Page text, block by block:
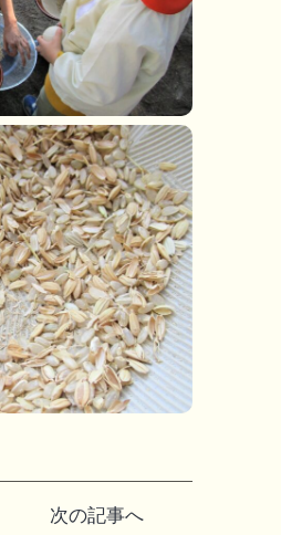
次の記事へ